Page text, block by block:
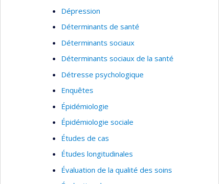
Dépression
Déterminants de santé
Déterminants sociaux
Déterminants sociaux de la santé
Détresse psychologique
Enquêtes
Épidémiologie
Épidémiologie sociale
Études de cas
Études longitudinales
Évaluation de la qualité des soins